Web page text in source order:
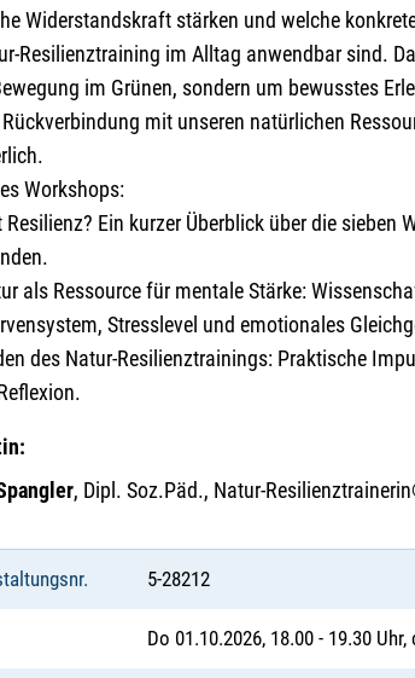
Widerstandskraft stärken und welche
Resilienztraining im Alltag anwendbar sind.
im Grünen, sondern um bewusstes
mit unseren natürlichen
Workshops:
Ein kurzer Überblick über die sieben
als Ressource für mentale Stärke:
Stresslevel und emotionales
des Natur-Resilienztrainings: Praktische
, Dipl. Soz.Päd., Natur-
5-28212
Do 01.10.2026, 18.00 - 19.30